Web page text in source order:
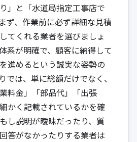
」と「水道局指定工事店で
ず、作業前に必ず詳細な見積
てくれる業者を選びましょ
系が明確で、顧客に納得して
進めるという誠実な姿勢の
では、単に総額だけでなく、
料金」「部品代」「出張
かく記載されているかを確
し説明が曖昧だったり、質
答がなかったりする業者は